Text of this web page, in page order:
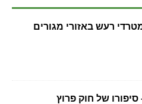
רעש באזורי מגורים
של חוק פרוץ